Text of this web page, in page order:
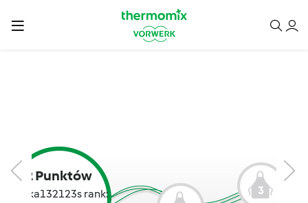
2 Punktów
zabka132123s rank: 3